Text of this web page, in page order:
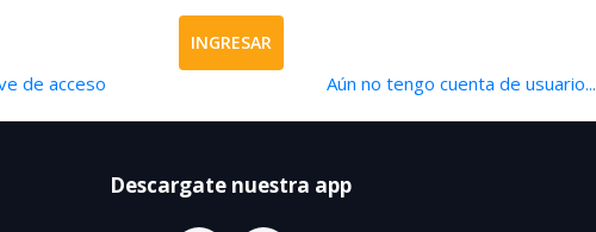
INGRESAR
de acceso Aún no tengo cuenta de usuario...
Descargate nuestra app